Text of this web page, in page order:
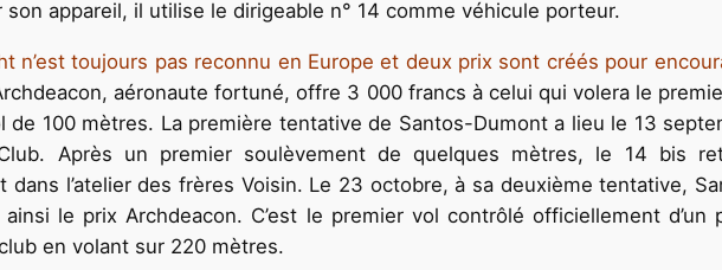
appareil, il utilise le dirigeable n° 14 comme véhicule porteur.
n’est toujours pas reconnu en Europe et deux prix sont créés pour
aéronaute fortuné, offre 3 000 francs à celui qui volera le
100 mètres. La première tentative de Santos-Dumont a lieu le 13
Club. Après un premier soulèvement de quelques mètres, le 14 bis
dans l’atelier des frères Voisin. Le 23 octobre, à sa deuxième tentative,
le prix Archdeacon. C’est le premier vol contrôlé officiellement d’un
en volant sur 220 mètres.